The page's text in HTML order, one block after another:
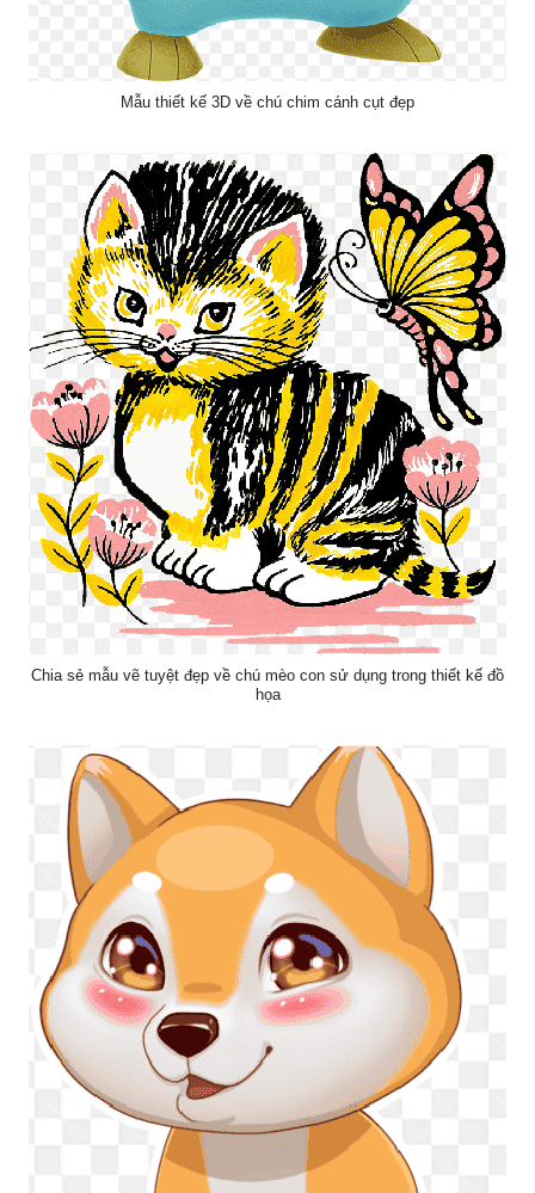
Mẫu thiết kế 3D về chú chim cánh cụt đẹp
Chia sẻ mẫu vẽ tuyệt đẹp về chú mèo con sử dụng trong thiết kế đồ
họa